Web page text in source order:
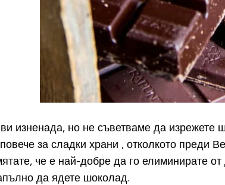
изненада, но не съветваме да
за сладки храни , отколкото преди
че е най-добре да го елиминирате
да ядете шоколад.